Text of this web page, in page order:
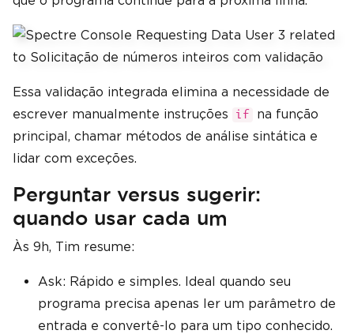
Essa validação integrada elimina a necessidade de
escrever manualmente instruções
if
na função
principal, chamar métodos de análise sintática e
lidar com exceções.
Perguntar versus sugerir:
quando usar cada um
Às 9h, Tim resume:
Ask: Rápido e simples. Ideal quando seu
programa precisa apenas ler um parâmetro de
entrada e convertê-lo para um tipo conhecido.